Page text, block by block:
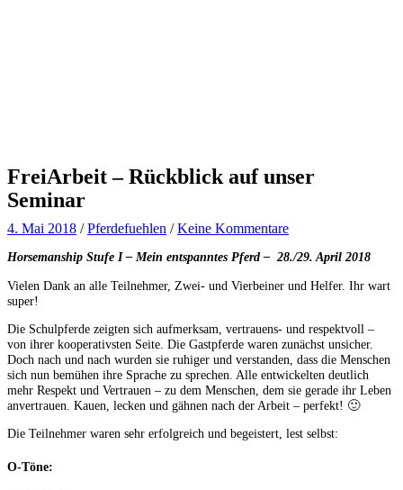
FreiArbeit – Rückblick auf unser
Seminar
4. Mai 2018 /Pferdefuehlen /Keine Kommentare
Horsemanship Stufe I – Mein entspanntes Pferd – 28./29. April 2018
Vielen Dank an alle Teilnehmer, Zwei- und Vierbeiner und Helfer. Ihr wart
super!
Die Schulpferde zeigten sich aufmerksam, vertrauens- und respektvoll –
von ihrer kooperativsten Seite. Die Gastpferde waren zunächst unsicher.
Doch nach und nach wurden sie ruhiger und verstanden, dass die Menschen
sich nun bemühen ihre Sprache zu sprechen. Alle entwickelten deutlich
mehr Respekt und Vertrauen – zu dem Menschen, dem sie gerade ihr Leben
anvertrauen. Kauen, lecken und gähnen nach der Arbeit – perfekt! 🙂
Die Teilnehmer waren sehr erfolgreich und begeistert, lest selbst:
O-Töne: